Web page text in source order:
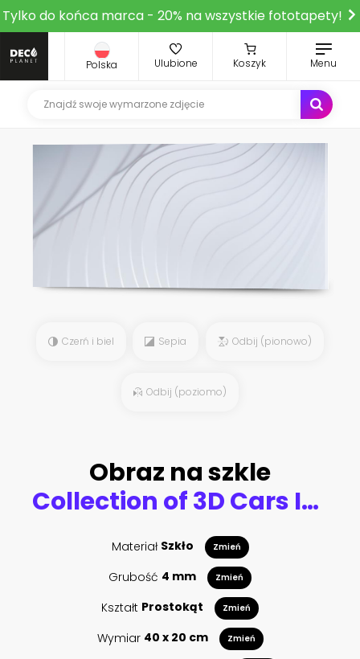
Tylko do końca marca - 20% na wszystkie fototapety!
Polska Ulubione Koszyk Menu
Czerń i biel Sepia Odbij (pionowo)
Odbij (poziomo)
Obraz na szkle
Collection of 3D Cars Isolated
Materiał Szkło Zmień
Grubość 4 mm Zmień
Kształt Prostokąt Zmień
Wymiar 40 x 20 cm Zmień